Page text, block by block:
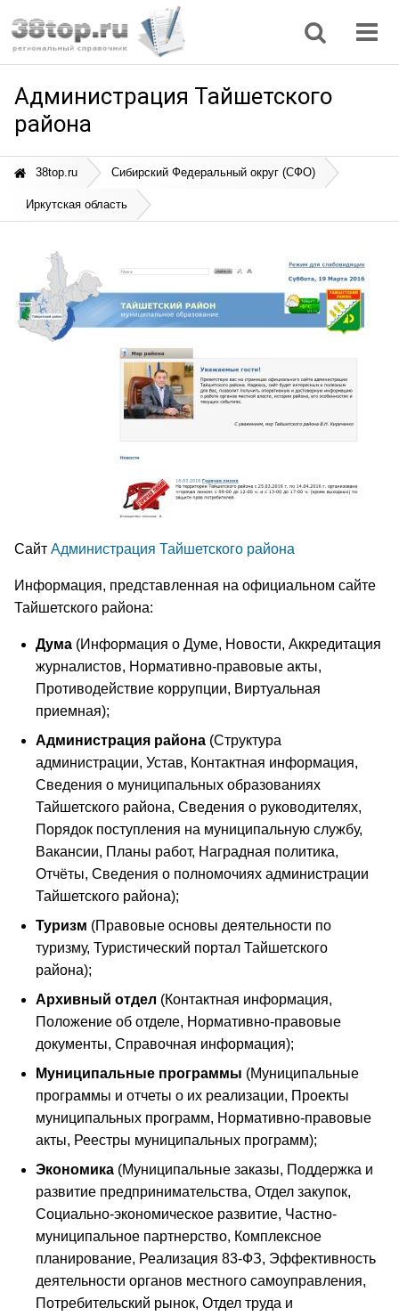
Администрация Тайшетского
района
38top.ru Сибирский Федеральный округ (СФО)
Иркутская область
Сайт Администрация Тайшетского района
Информация, представленная на официальном сайте
Тайшетского района:
Дума (Информация о Думе, Новости, Аккредитация
журналистов, Нормативно-правовые акты,
Противодействие коррупции, Виртуальная
приемная);
Администрация района (Структура
администрации, Устав, Контактная информация,
Сведения о муниципальных образованиях
Тайшетского района, Сведения о руководителях,
Порядок поступления на муниципальную службу,
Вакансии, Планы работ, Наградная политика,
Отчёты, Сведения о полномочиях администрации
Тайшетского района);
Туризм (Правовые основы деятельности по
туризму, Туристический портал Тайшетского
района);
Архивный отдел (Контактная информация,
Положение об отделе, Нормативно-правовые
документы, Справочная информация);
Муниципальные программы (Муниципальные
программы и отчеты о их реализации, Проекты
муниципальных программ, Нормативно-правовые
акты, Реестры муниципальных программ);
Экономика (Муниципальные заказы, Поддержка и
развитие предпринимательства, Отдел закупок,
Социально-экономическое развитие, Частно-
муниципальное партнерство, Комплексное
планирование, Реализация 83-ФЗ, Эффективность
деятельности органов местного самоуправления,
Потребительский рынок, Отдел труда и